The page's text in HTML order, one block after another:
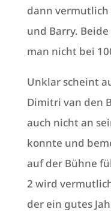
dann vermutlich
und Barry.
man nicht bei
Unklar scheint
Dimitri van den
auch nicht an
konnte und
auf der Bühne
2 wird
der ein gutes